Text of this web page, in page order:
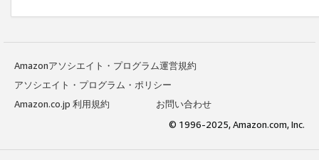
Amazonアソシエイト・プログラム運営規約
アソシエイト・プログラム・ポリシー
Amazon.co.jp 利用規約
お問い合わせ
© 1996-2025, Amazon.com, Inc.